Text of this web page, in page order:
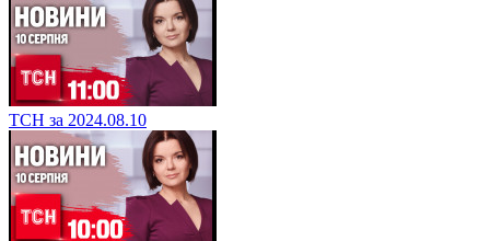
ТСН за 2024.08.10